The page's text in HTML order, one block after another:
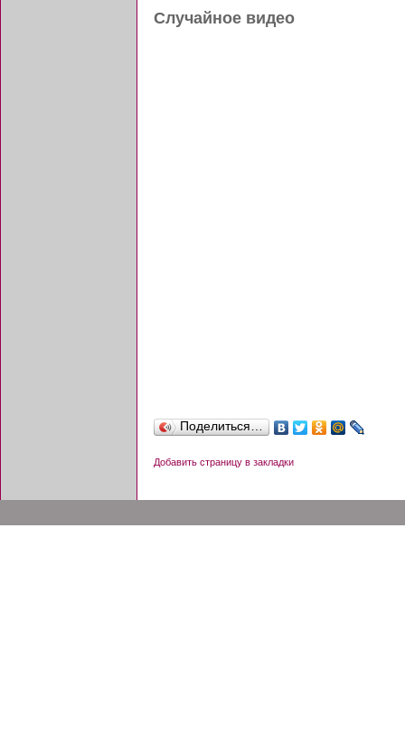
Случайное видео
Поделиться…
Добавить страницу в закладки